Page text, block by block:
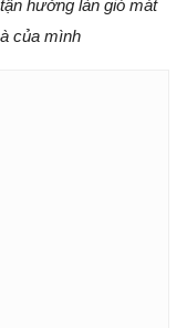
hưởng làn gió mát
của mình